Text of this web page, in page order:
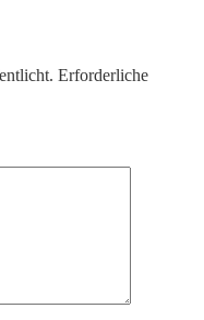
Erforderliche